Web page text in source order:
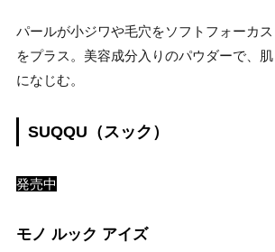
パールが小ジワや毛穴をソフトフォーカ
をプラス。美容成分入りのパウダーで、
になじむ。
SUQQU（スック）
発売中
モノ ルック アイズ